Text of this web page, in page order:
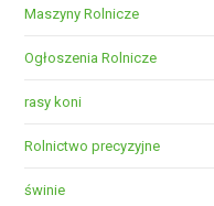
Maszyny Rolnicze
Ogłoszenia Rolnicze
rasy koni
Rolnictwo precyzyjne
świnie